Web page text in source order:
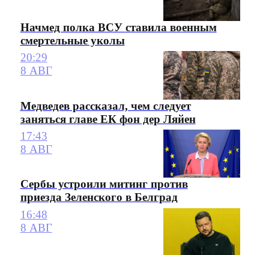
Начмед полка ВСУ ставила военным
смертельные уколы
20:29
8 АВГ
Медведев рассказал, чем следует
заняться главе ЕК фон дер Ляйен
17:43
8 АВГ
Сербы устроили митинг против
приезда Зеленского в Белград
16:48
8 АВГ